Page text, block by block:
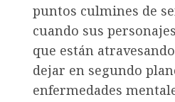
puntos culmines de
cuando sus
que están
dejar en segundo
enfermedades